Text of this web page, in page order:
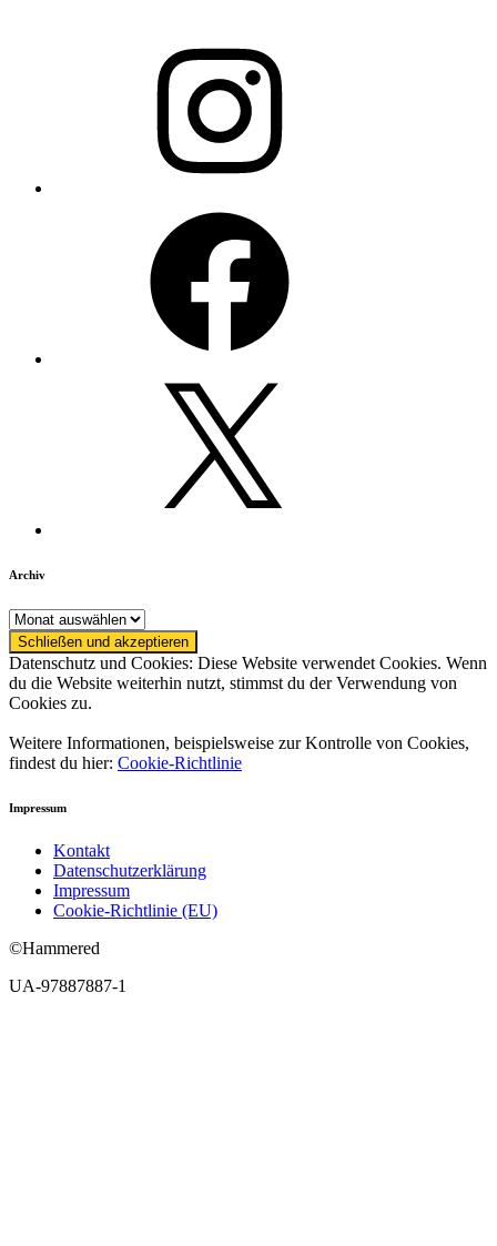
Archiv
Archiv
Datenschutz und Cookies: Diese Website verwendet Cookies. Wenn
du die Website weiterhin nutzt, stimmst du der Verwendung von
Cookies zu.
Weitere Informationen, beispielsweise zur Kontrolle von Cookies,
findest du hier: Cookie-Richtlinie
Impressum
Kontakt
Datenschutzerklärung
Impressum
Cookie-Richtlinie (EU)
©Hammered
UA-97887887-1